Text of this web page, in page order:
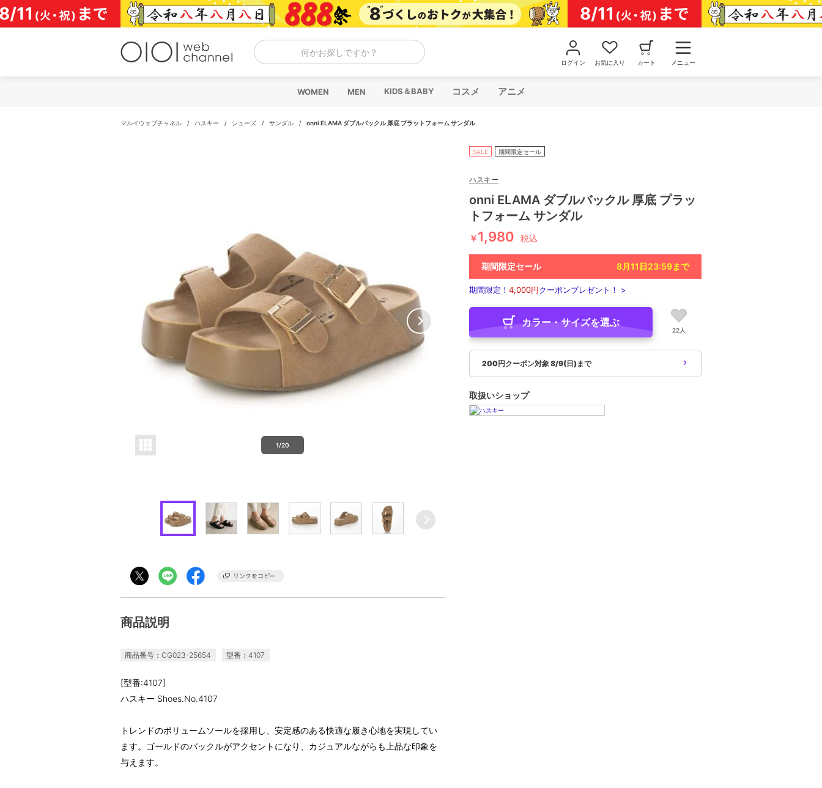
コ
ン
テ
何かお探しですか？
ログイン お気に入り カート メニュー
WOMEN MEN KIDS＆BABY コスメ アニメ
マルイウェブチャネル / ハスキー / シューズ / サンダル / onni ELAMA ダブルバックル 厚底 プラットフォーム サンダル
1/20
商品説明
商品番号：CG023-25654 型番：4107
[型番:4107]
ハスキー Shoes.No.4107
トレンドのボリュームソールを採用し、安定感のある快適な履き心地を実現してい
ます。ゴールドのバックルがアクセントになり、カジュアルながらも上品な印象を
与えます。
SALE 期間限定セール
ハスキー
onni ELAMA ダブルバックル 厚底 プラッ
トフォーム サンダル
￥1,980 税込
期間限定セール 8月11日23:59まで
期間限定！ 4,000円クーポンプレゼント！ >
カラー・サイズを選ぶ
22人
200円クーポン対象 8/9(日)まで
取扱いショップ